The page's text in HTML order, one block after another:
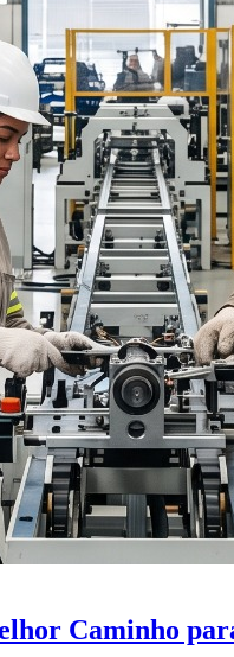
Caminho